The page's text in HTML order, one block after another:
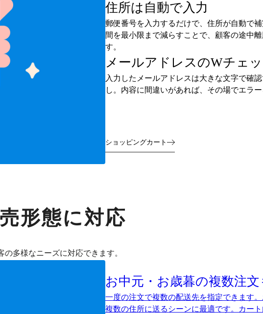
住所は自動で入力
郵便番号を入力するだけで、住所が自動で
間を最小限まで減らすことで、顧客の途中
す。
メールアドレスのWチェ
入力したメールアドレスは大きな文字で確
し。内容に間違いがあれば、その場でエラー
ショッピングカート
形態に対応
多様なニーズに対応できます。
お中元・お歳暮の複数注文
一度の注文で複数の配送先を指定できます
複数の住所に送るシーンに最適です。カー